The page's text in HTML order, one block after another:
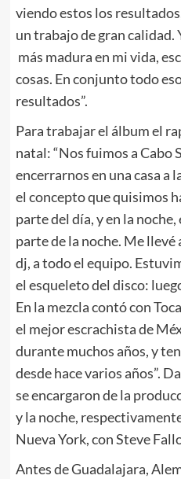
viendo estos los
un trabajo de gran calidad.
más madura en mi vida,
cosas. En conjunto todo
resultados”.
Para trabajar el álbum el
natal: “Nos fuimos a Cabo
encerrarnos en una casa a
el concepto que quisimos
parte del día, y en la
parte de la noche. Me
dj, a todo el equipo.
el esqueleto del disco:
En la mezcla contó con
el mejor escrachista de
durante muchos años, y
desde hace varios años”.
se encargaron de la
y la noche,
Nueva York, con Steve
Antes de Guadalajara,